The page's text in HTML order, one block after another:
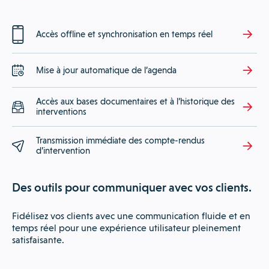
Accès offline et synchronisation en temps réel
Mise à jour automatique de l’agenda
Accès aux bases documentaires et à l’historique des
interventions
Transmission immédiate des compte-rendus
d’intervention
Des outils pour communiquer avec vos clients.
Fidélisez vos clients avec une communication fluide et en
temps réel pour une expérience utilisateur pleinement
satisfaisante.